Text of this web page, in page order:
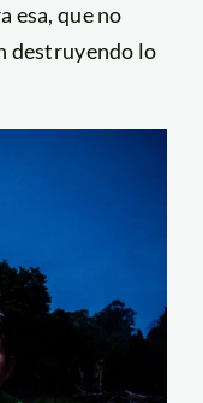
esa, que no
destruyendo lo